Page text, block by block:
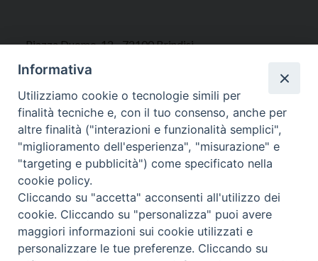
Piazza Duomo, 12 - 72100 Brindisi
Tel 0831.521958
Fax 0831.528315
Orari Curia
Mar. / Mer. / Giov. ore 9 - 13
nei mesi estivi solo Martedì ore 9 - 13
WebMail
Informativa
Utilizziamo cookie o tecnologie simili per
finalità tecniche e, con il tuo consenso, anche per
altre finalità ("interazioni e funzionalità semplici",
"miglioramento dell'esperienza", "misurazione" e
"targeting e pubblicità") come specificato nella
cookie policy.
Cliccando su "accetta" acconsenti all'utilizzo dei
cookie. Cliccando su "personalizza" puoi avere
maggiori informazioni sui cookie utilizzati e
personalizzare le tue preferenze. Cliccando su